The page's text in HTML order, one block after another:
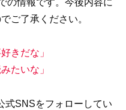
ご了承ください。
きだな」
たいな」
式SNSをフォローしてい